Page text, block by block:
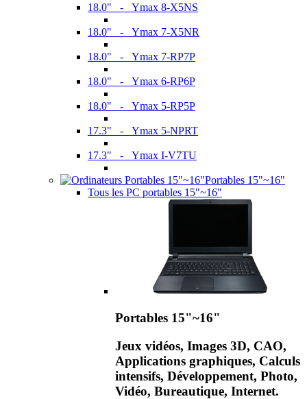
18.0" - Ymax 8-X5NS
18.0" - Ymax 7-X5NR
18.0" - Ymax 7-RP7P
18.0" - Ymax 6-RP6P
18.0" - Ymax 5-RP5P
17.3" - Ymax 5-NPRT
17.3" - Ymax I-V7TU
Portables 15"~16"
Tous les PC portables 15"~16"
Portables 15"~16"
Jeux vidéos, Images 3D, CAO,
Applications graphiques, Calculs
intensifs, Développement, Photo,
Vidéo, Bureautique, Internet.